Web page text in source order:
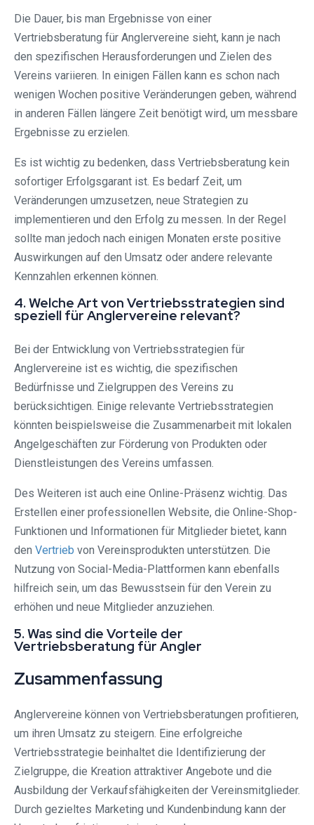
Die Dauer, bis man Ergebnisse von einer
Vertriebsberatung für Anglervereine sieht, kann je nach
den spezifischen Herausforderungen und Zielen des
Vereins variieren. In einigen Fällen kann es schon nach
wenigen Wochen positive Veränderungen geben, während
in anderen Fällen längere Zeit benötigt wird, um messbare
Ergebnisse zu erzielen.
Es ist wichtig zu bedenken, dass Vertriebsberatung kein
sofortiger Erfolgsgarant ist. Es bedarf Zeit, um
Veränderungen umzusetzen, neue Strategien zu
implementieren und den Erfolg zu messen. In der Regel
sollte man jedoch nach einigen Monaten erste positive
Auswirkungen auf den Umsatz oder andere relevante
Kennzahlen erkennen können.
4. Welche Art von Vertriebsstrategien sind
speziell für Anglervereine relevant?
Bei der Entwicklung von Vertriebsstrategien für
Anglervereine ist es wichtig, die spezifischen
Bedürfnisse und Zielgruppen des Vereins zu
berücksichtigen. Einige relevante Vertriebsstrategien
könnten beispielsweise die Zusammenarbeit mit lokalen
Angelgeschäften zur Förderung von Produkten oder
Dienstleistungen des Vereins umfassen.
Des Weiteren ist auch eine Online-Präsenz wichtig. Das
Erstellen einer professionellen Website, die Online-Shop-
Funktionen und Informationen für Mitglieder bietet, kann
den Vertrieb von Vereinsprodukten unterstützen. Die
Nutzung von Social-Media-Plattformen kann ebenfalls
hilfreich sein, um das Bewusstsein für den Verein zu
erhöhen und neue Mitglieder anzuziehen.
5. Was sind die Vorteile der
Vertriebsberatung für Angler
Zusammenfassung
Anglervereine können von Vertriebsberatungen profitieren,
um ihren Umsatz zu steigern. Eine erfolgreiche
Vertriebsstrategie beinhaltet die Identifizierung der
Zielgruppe, die Kreation attraktiver Angebote und die
Ausbildung der Verkaufsfähigkeiten der Vereinsmitglieder.
Durch gezieltes Marketing und Kundenbindung kann der